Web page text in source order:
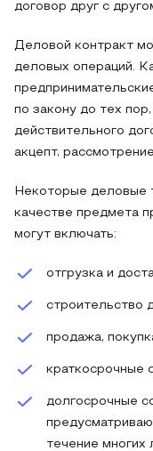
договор друг с
Деловой контракт
деловых операций.
по закону до тех
действительного
акцепт,
Некоторые деловые
качестве предмета
могут включать:
отгрузка и
строительство
продажа,
краткосрочные
долгосрочные
течение многих